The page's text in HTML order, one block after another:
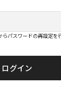
らパスワードの再設定を